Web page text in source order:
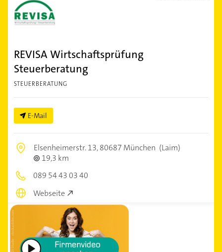
REVISA Wirtschaftsprüfung
Steuerberatung
STEUERBERATUNG
E-Mail
Elsenheimerstr. 13,80687 München (Laim)
19,3 km
089 54 43 03 40
Webseite